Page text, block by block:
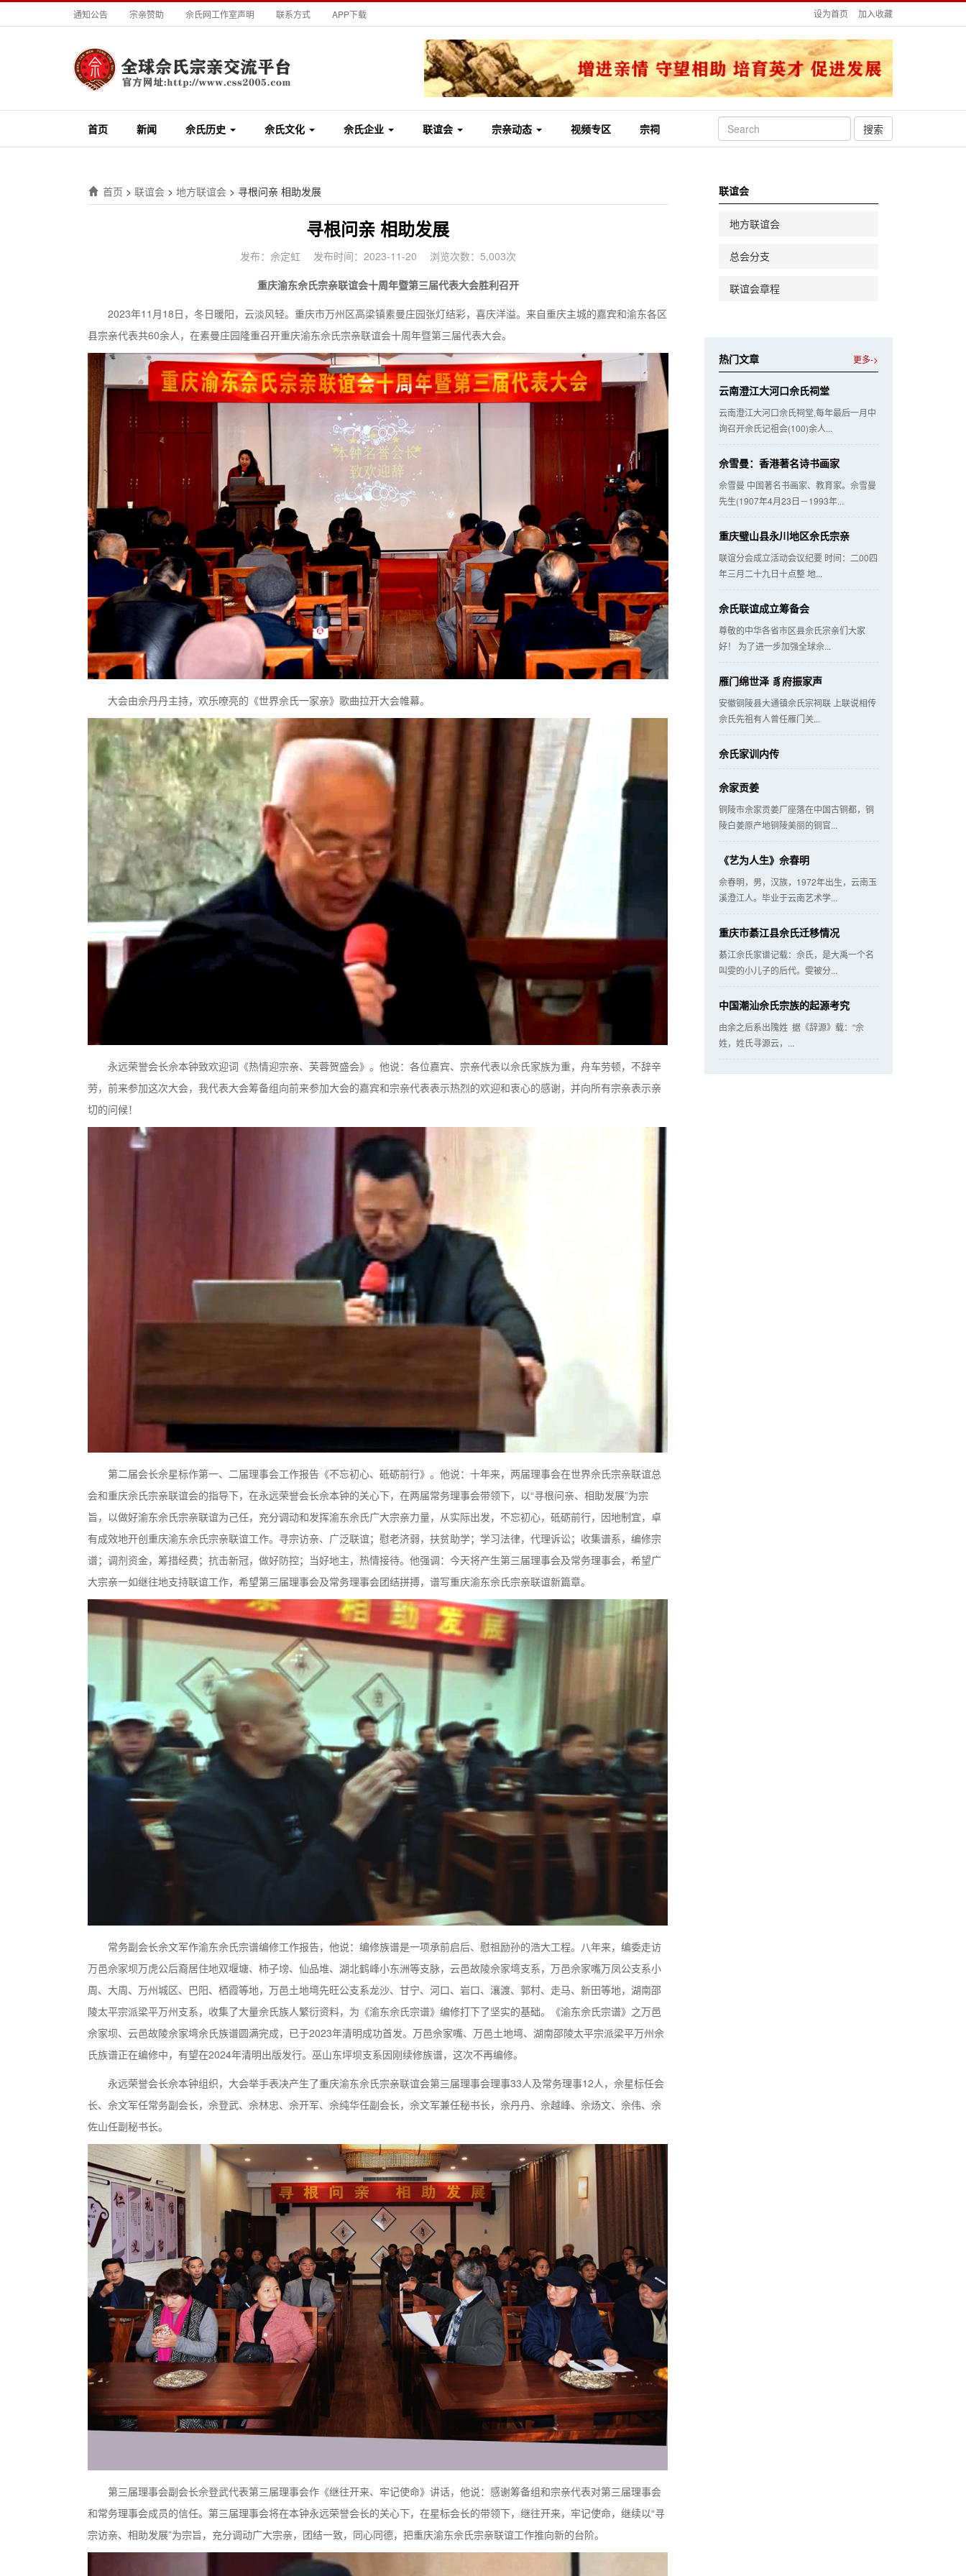
通知公告 宗亲赞助 佘氏网工作室声明 联系方式 APP下载 设为首页 加入收藏
首页 新闻 佘氏历史 佘氏文化 佘氏企业 联谊会 宗亲动态 视频专区 宗祠 搜索
首页 > 联谊会 > 地方联谊会 > 寻根问亲 相助发展
寻根问亲 相助发展
发布：佘定虹 发布时间：2023-11-20
浏览次数：5,003次
重庆渝东佘氏宗亲联谊会十周年暨第三届代表大会胜利召开
2023年11月18日，冬日暖阳，云淡风轻。重庆市万州区高梁镇素曼庄园张灯结彩，喜庆洋溢。来自重庆主城的嘉宾和渝东各区
县宗亲代表共60余人，在素曼庄园隆重召开重庆渝东佘氏宗亲联谊会十周年暨第三届代表大会。
大会由佘丹丹主持，欢乐嘹亮的《世界佘氏一家亲》歌曲拉开大会帷幕。
永远荣誉会长佘本钟致欢迎词《热情迎宗亲、芙蓉贺盛会》。他说：各位嘉宾、宗亲代表以佘氏家族为重，舟车劳顿，不辞辛
劳，前来参加这次大会，我代表大会筹备组向前来参加大会的嘉宾和宗亲代表表示热烈的欢迎和衷心的感谢，并向所有宗亲表示亲
切的问候！
第二届会长佘星标作第一、二届理事会工作报告《不忘初心、砥砺前行》。他说：十年来，两届理事会在世界佘氏宗亲联谊总
会和重庆佘氏宗亲联谊会的指导下，在永远荣誉会长佘本钟的关心下，在两届常务理事会带领下，以“寻根问亲、相助发展”为宗
旨，以做好渝东佘氏宗亲联谊为己任，充分调动和发挥渝东佘氏广大宗亲力量，从实际出发，不忘初心，砥砺前行，因地制宜，卓
有成效地开创重庆渝东佘氏宗亲联谊工作。寻宗访亲、广泛联谊；慰老济弱，扶贫助学；学习法律，代理诉讼；收集谱系，编修宗
谱；调剂资金，筹措经费；抗击新冠，做好防控；当好地主，热情接待。他强调：今天将产生第三届理事会及常务理事会，希望广
大宗亲一如继往地支持联谊工作，希望第三届理事会及常务理事会团结拼搏，谱写重庆渝东佘氏宗亲联谊新篇章。
常务副会长佘文军作渝东佘氏宗谱编修工作报告，他说：编修族谱是一项承前启后、慰祖励孙的浩大工程。八年来，编委走访
万邑佘家坝万虎公后裔居住地双堰塘、柿子塝、仙品堆、湖北鹤峰小东洲等支脉，云邑故陵佘家塆支系，万邑佘家嘴万凤公支系小
周、大周、万州城区、巴阳、栖霞等地，万邑土地塆先旺公支系龙沙、甘宁、河口、岩口、瀼渡、郭村、走马、新田等地，湖南邵
陵太平宗派梁平万州支系，收集了大量佘氏族人繁衍资料，为《渝东佘氏宗谱》编修打下了坚实的基础。《渝东佘氏宗谱》之万邑
佘家坝、云邑故陵佘家塆佘氏族谱圆满完成，已于2023年清明成功首发。万邑佘家嘴、万邑土地塆、湖南邵陵太平宗派梁平万州佘
氏族谱正在编修中，有望在2024年清明出版发行。巫山东坪坝支系因刚续修族谱，这次不再编修。
永远荣誉会长佘本钟组织，大会举手表决产生了重庆渝东佘氏宗亲联谊会第三届理事会理事33人及常务理事12人，佘星标任会
长、佘文军任常务副会长，佘登武、佘林忠、佘开军、佘纯华任副会长，佘文军兼任秘书长，佘丹丹、佘越峰、佘炀文、佘伟、佘
佐山任副秘书长。
第三届理事会副会长佘登武代表第三届理事会作《继往开来、牢记使命》讲话，他说：感谢筹备组和宗亲代表对第三届理事会
和常务理事会成员的信任。第三届理事会将在本钟永远荣誉会长的关心下，在星标会长的带领下，继往开来，牢记使命，继续以“寻
宗访亲、相助发展”为宗旨，充分调动广大宗亲，团结一致，同心同德，把重庆渝东佘氏宗亲联谊工作推向新的台阶。
联谊会
地方联谊会
总会分支
联谊会章程
热门文章 更多->
云南澄江大河口佘氏祠堂
云南澄江大河口佘氏祠堂,每年最后一月中
询召开佘氏记祖会(100)余人...
佘雪曼：香港著名诗书画家
佘雪曼 中国著名书画家、教育家。佘雪曼
先生(1907年4月23日－1993年...
重庆璧山县永川地区佘氏宗亲
联谊分会成立活动会议纪要 时间：二00四
年三月二十九日十点整 地...
佘氏联谊成立筹备会
尊敬的中华各省市区县佘氏宗亲们大家
好！ 为了进一步加强全球佘...
雁门绵世泽 豸府振家声
安徽铜陵县大通镇佘氏宗祠联 上联说相传
佘氏先祖有人曾任雁门关...
佘氏家训内传
佘家贡姜
铜陵市佘家贡姜厂座落在中国古铜都，铜
陵白姜原产地铜陵美丽的铜官...
《艺为人生》佘春明
佘春明，男，汉族，1972年出生，云南玉
溪澄江人。毕业于云南艺术学...
重庆市綦江县佘氏迁移情况
綦江佘氏家谱记载：佘氏，是大禹一个名
叫雯的小儿子的后代。雯被分...
中国潮汕佘氏宗族的起源考究
由余之后系出隗姓 据《辞源》载：“佘
姓，姓氏寻源云，...